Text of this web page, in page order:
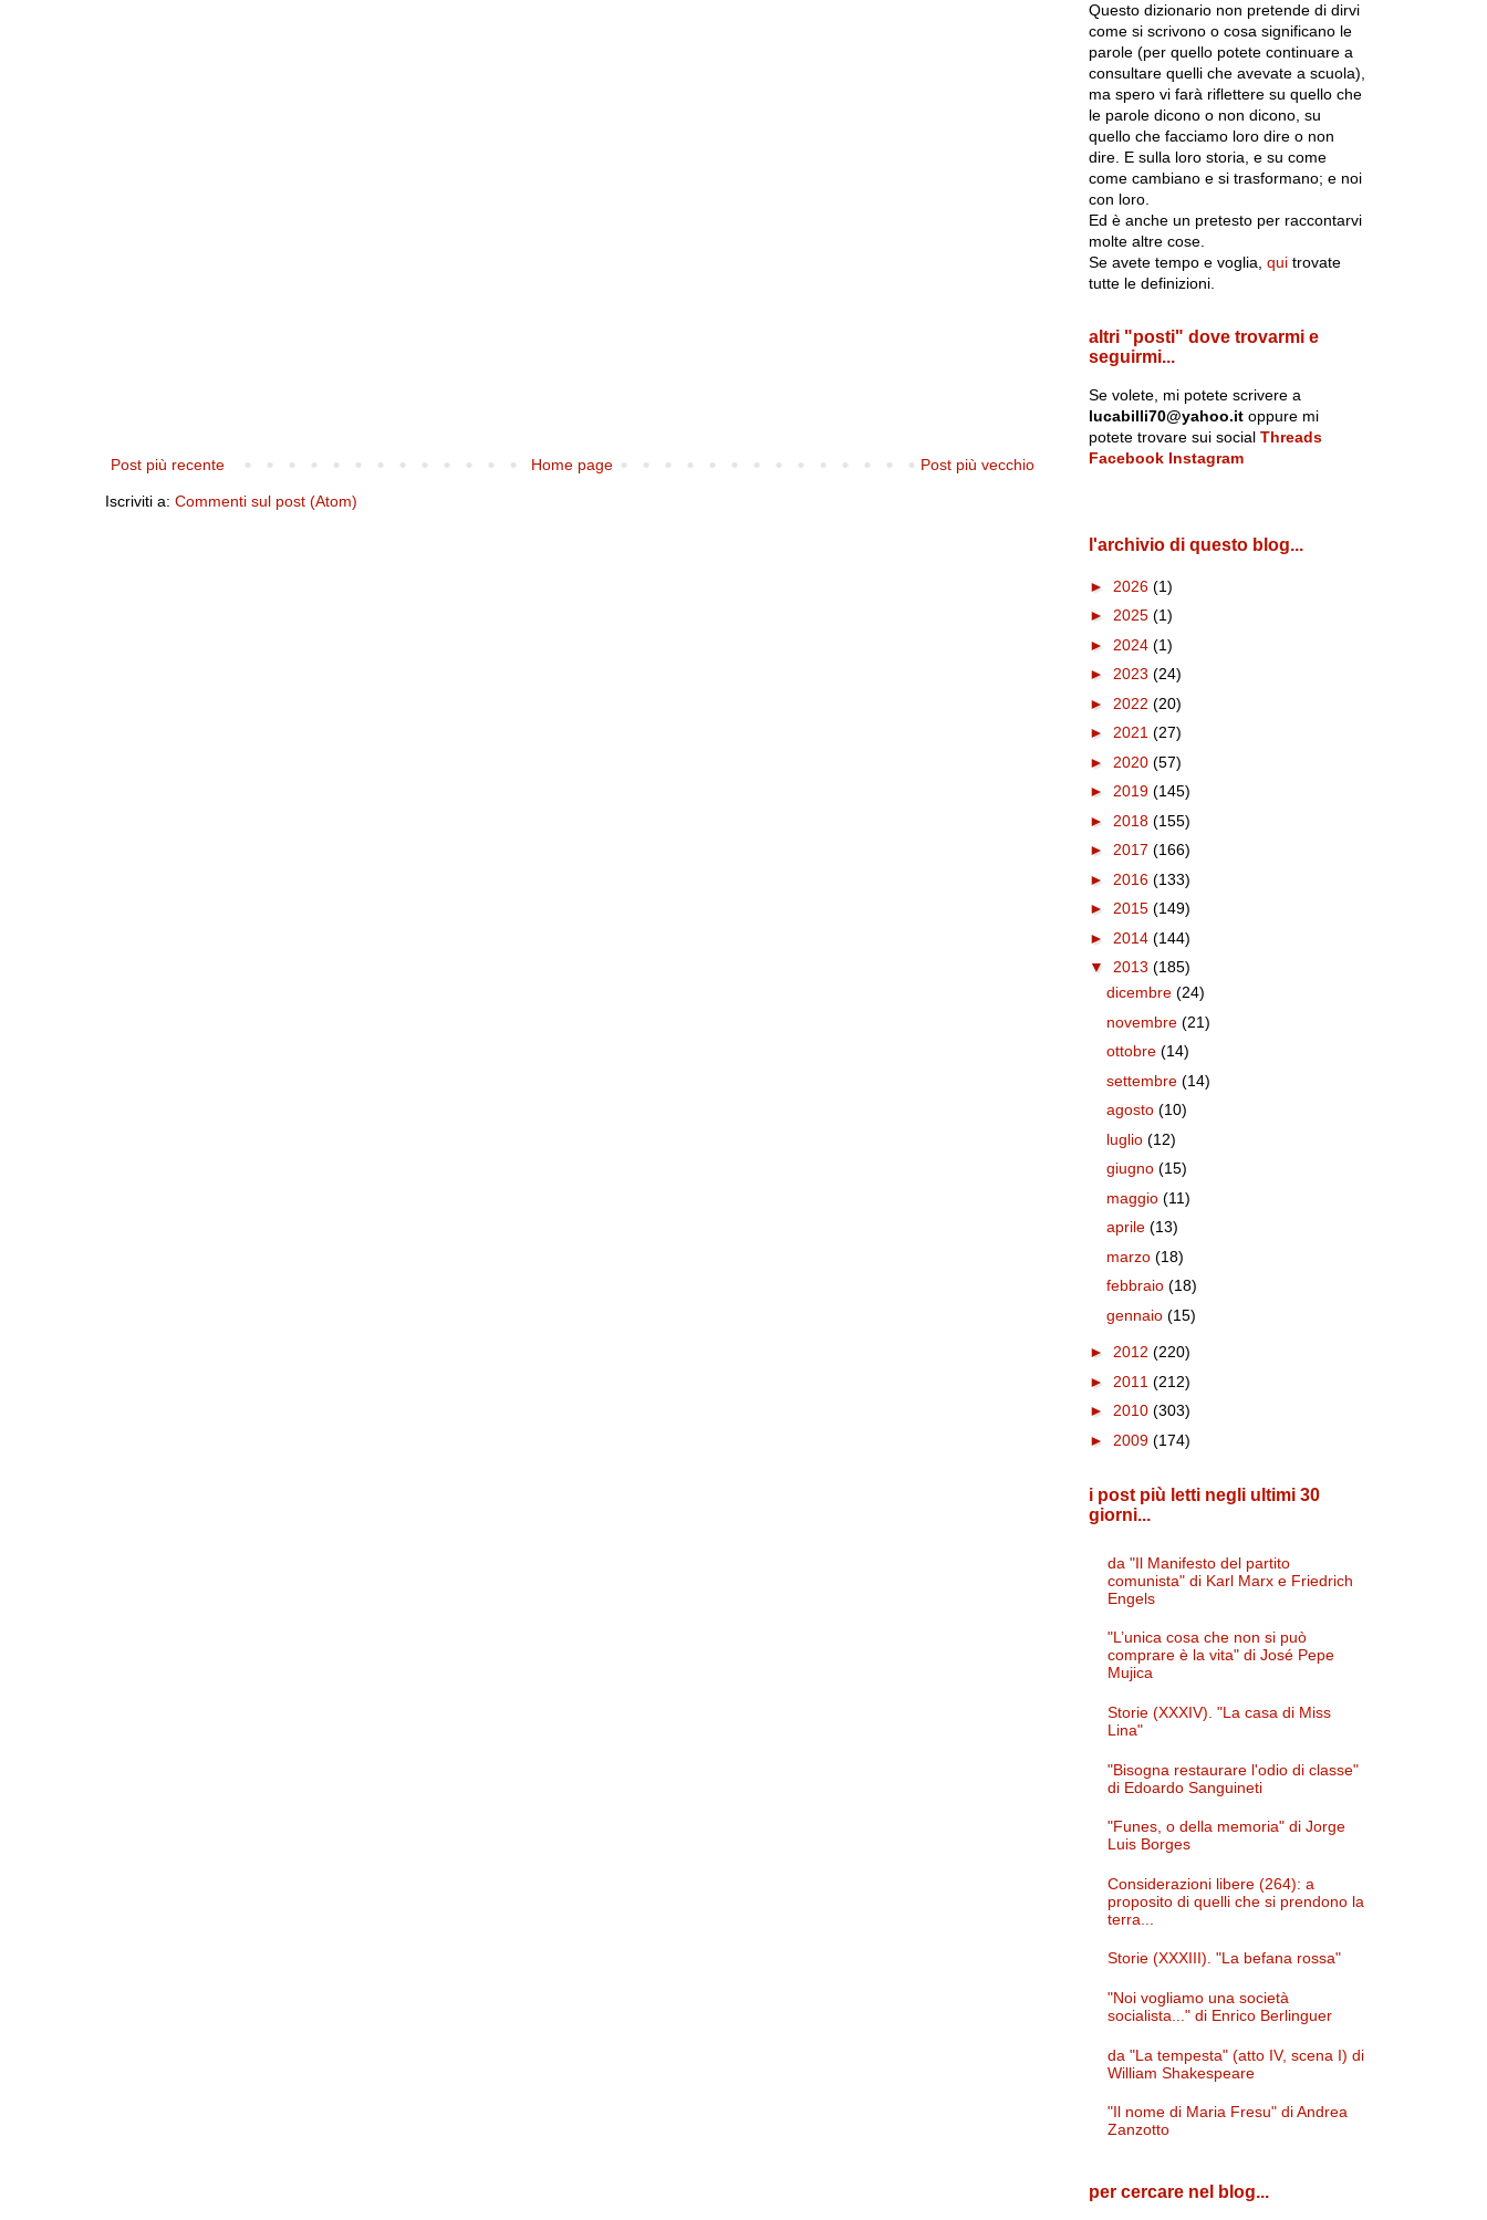
Post più recente Post più vecchio
Home page
Iscriviti a: Commenti sul post (Atom)
Questo dizionario non pretende di dirvi
come si scrivono o cosa significano le
parole (per quello potete continuare a
consultare quelli che avevate a scuola),
ma spero vi farà riflettere su quello che
le parole dicono o non dicono, su
quello che facciamo loro dire o non
dire. E sulla loro storia, e su come
come cambiano e si trasformano; e noi
con loro.
Ed è anche un pretesto per raccontarvi
molte altre cose.
Se avete tempo e voglia, quitrovate
tutte le definizioni.
altri "posti" dove trovarmi e
seguirmi...
Se volete, mi potete scrivere a
lucabilli70@yahoo.itoppure mi
potete trovare sui social Threads
Facebook Instagram
l'archivio di questo blog...
► 2026 (1)
► 2025 (1)
► 2024 (1)
► 2023 (24)
► 2022 (20)
► 2021 (27)
► 2020 (57)
► 2019 (145)
► 2018 (155)
► 2017 (166)
► 2016 (133)
► 2015 (149)
► 2014 (144)
▼ 2013 (185)
dicembre(24)
novembre(21)
ottobre(14)
settembre(14)
agosto(10)
luglio(12)
giugno(15)
maggio(11)
aprile(13)
marzo(18)
febbraio(18)
gennaio(15)
► 2012 (220)
► 2011 (212)
► 2010 (303)
► 2009 (174)
i post più letti negli ultimi 30
giorni...
da "Il Manifesto del partito
comunista" di Karl Marx e Friedrich
Engels
"L’unica cosa che non si può
comprare è la vita" di José Pepe
Mujica
Storie (XXXIV). "La casa di Miss
Lina"
"Bisogna restaurare l'odio di classe"
di Edoardo Sanguineti
"Funes, o della memoria" di Jorge
Luis Borges
Considerazioni libere (264): a
proposito di quelli che si prendono la
terra...
Storie (XXXIII). "La befana rossa"
"Noi vogliamo una società
socialista..." di Enrico Berlinguer
da "La tempesta" (atto IV, scena I) di
William Shakespeare
"Il nome di Maria Fresu" di Andrea
Zanzotto
per cercare nel blog...